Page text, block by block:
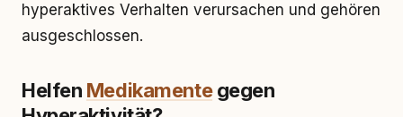
hyperaktives Verhalten verursachen und gehören
ausgeschlossen.
Helfen Medikamentegegen